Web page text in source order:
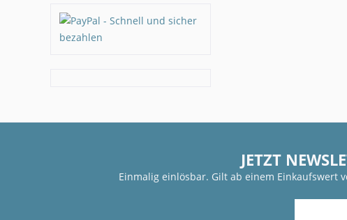
JETZT
Einmalig einlösbar. Gilt ab einem Einkaufswert